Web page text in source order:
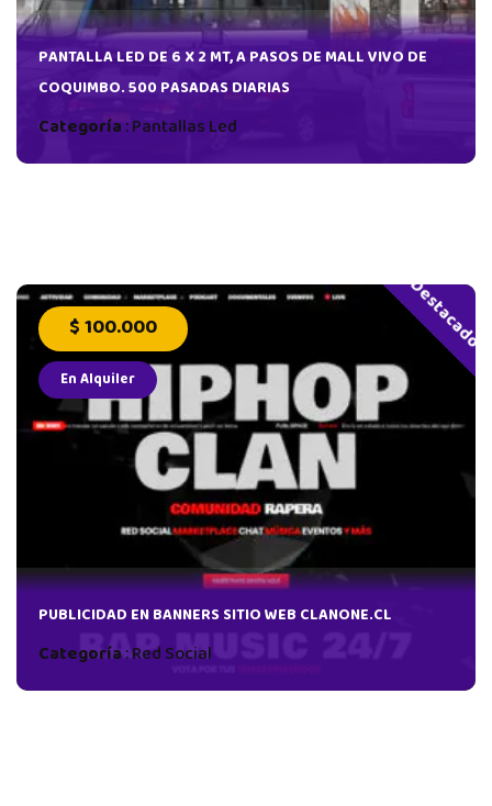
PANTALLA LED DE 6 X 2 MT, A PASOS DE MALL VIVO DE
COQUIMBO. 500 PASADAS DIARIAS
Categoría:Pantallas Led
Destacado
$ 100.000
En Alquiler
PUBLICIDAD EN BANNERS SITIO WEB CLANONE.CL
Categoría:Red Social